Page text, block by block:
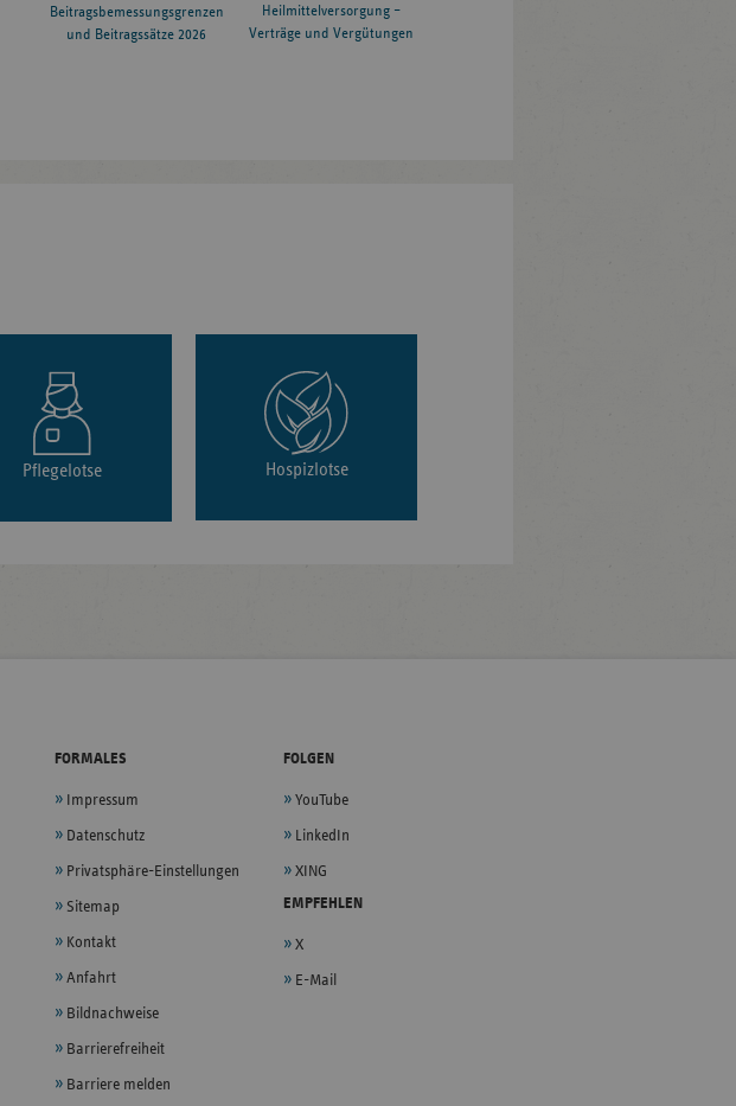
Beitragsbemessungsgrenzen
und Beitragssätze 2026
Heilmittelversorgung –
Verträge und Vergütungen
Pflegelotse Hospizlotse
FORMALES
Impressum
Datenschutz
Privatsphäre-Einstellungen
Sitemap
Kontakt
Anfahrt
Bildnachweise
Barrierefreiheit
Barriere melden
FOLGEN
YouTube
LinkedIn
XING
EMPFEHLEN
X
E-Mail